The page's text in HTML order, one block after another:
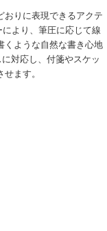
おりに表現できるアクテ
より、筆圧に応じて線
くような自然な書き心地
対応し、付箋やスケッ
ます。